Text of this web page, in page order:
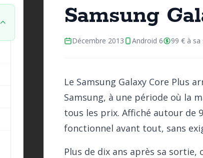
Samsung
Décembre 2013 Android 6 99 € à sa
Le Samsung Galaxy Core Plus
Samsung, à une période où la
tous les prix. Affiché autour de
fonctionnel avant tout, sans
Plus de dix ans après sa